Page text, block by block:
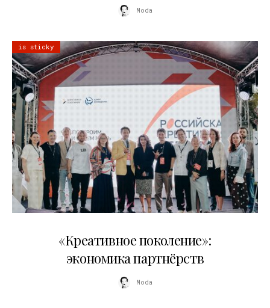
Moda
is sticky
«Креативное поколение»:
экономика партнёрств
Moda